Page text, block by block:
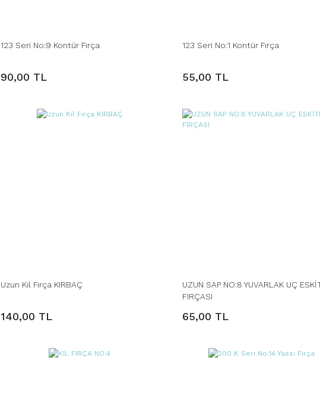
123 Seri No:9 Kontür Fırça
90,00 TL
123 Seri No:1 Kontür Fırça
55,00 TL
Uzun Kıl Fırça KIRBAÇ
140,00 TL
UZUN SAP NO:8 YUVARLAK UÇ
FIRÇASI
65,00 TL